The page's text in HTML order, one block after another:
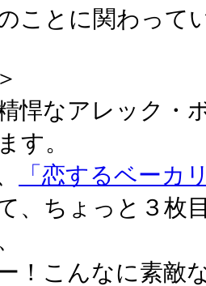
ことに関わって
悍なアレック・
す。
「恋するベーカ
、ちょっと３枚
！こんなに素敵